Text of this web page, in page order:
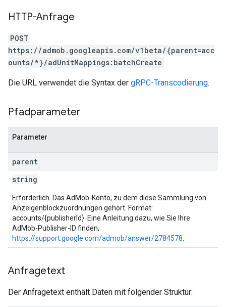
HTTP-Anfrage
POST
https://admob.googleapis.com/v1beta/{parent=acc
ounts/*}/adUnitMappings:batchCreate
Die URL verwendet die Syntax der gRPC-Transcodierung.
Pfadparameter
Parameter
parent
string
Erforderlich. Das AdMob-Konto, zu dem diese Sammlung von
Anzeigenblockzuordnungen gehört. Format:
accounts/{publisherId}. Eine Anleitung dazu, wie Sie Ihre
AdMob-Publisher-ID finden,
https://support.google.com/admob/answer/2784578
Anfragetext
Der Anfragetext enthält Daten mit folgender Struktur: